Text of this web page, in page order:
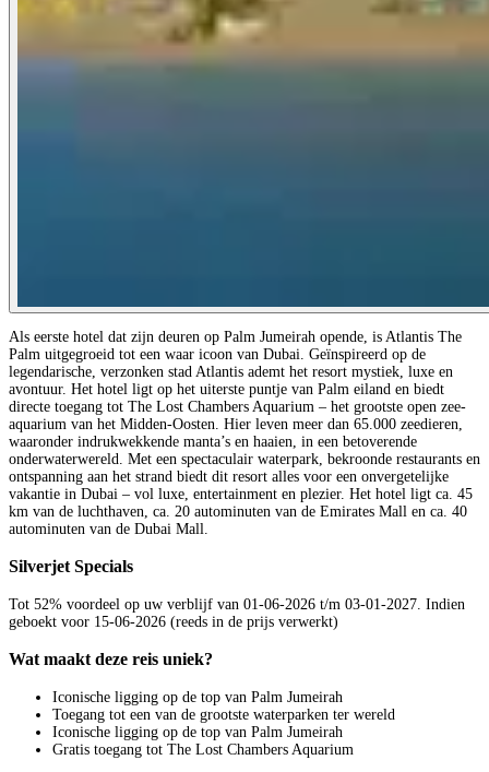
Als eerste hotel dat zijn deuren op Palm Jumeirah opende, is Atlantis The
Palm uitgegroeid tot een waar icoon van Dubai. Geïnspireerd op de
legendarische, verzonken stad Atlantis ademt het resort mystiek, luxe en
avontuur. Het hotel ligt op het uiterste puntje van Palm eiland en biedt
directe toegang tot The Lost Chambers Aquarium – het grootste open zee-
aquarium van het Midden-Oosten. Hier leven meer dan 65.000 zeedieren,
waaronder indrukwekkende manta’s en haaien, in een betoverende
onderwaterwereld. Met een spectaculair waterpark, bekroonde restaurants en
ontspanning aan het strand biedt dit resort alles voor een onvergetelijke
vakantie in Dubai – vol luxe, entertainment en plezier. Het hotel ligt ca. 45
km van de luchthaven, ca. 20 autominuten van de Emirates Mall en ca. 40
autominuten van de Dubai Mall.
Silverjet Specials
Tot 52% voordeel op uw verblijf van 01-06-2026 t/m 03-01-2027. Indien
geboekt voor 15-06-2026 (reeds in de prijs verwerkt)
Wat maakt deze reis uniek?
Iconische ligging op de top van Palm Jumeirah
Toegang tot een van de grootste waterparken ter wereld
Iconische ligging op de top van Palm Jumeirah
Gratis toegang tot The Lost Chambers Aquarium